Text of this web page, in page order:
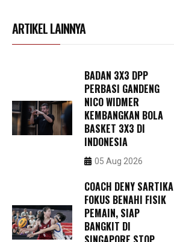
ARTIKEL LAINNYA
BADAN 3X3 DPP
PERBASI GANDENG
NICO WIDMER
KEMBANGKAN BOLA
BASKET 3X3 DI
INDONESIA
05 Aug 2026
COACH DENY SARTIKA
FOKUS BENAHI FISIK
PEMAIN, SIAP
BANGKIT DI